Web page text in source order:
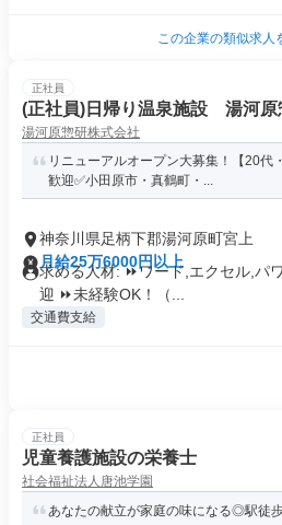
この企業の類似求人
正社員
(正社員)日帰り温泉施設 湯河原
湯河原惣研株式会社
リニューアルオープン大募集！【20代
歓迎✅️小田原市・真鶴町・...
神奈川県足柄下郡湯河原町宮上
月給25万6000円以上
求める人材: ⏩️ワード,エクセル,パ
迎 ⏩️未経験OK！（...
交通費支給
正社員
児童養護施設の栄養士
社会福祉法人唐池学園
あなたの献立が家庭の味になる◎駅徒